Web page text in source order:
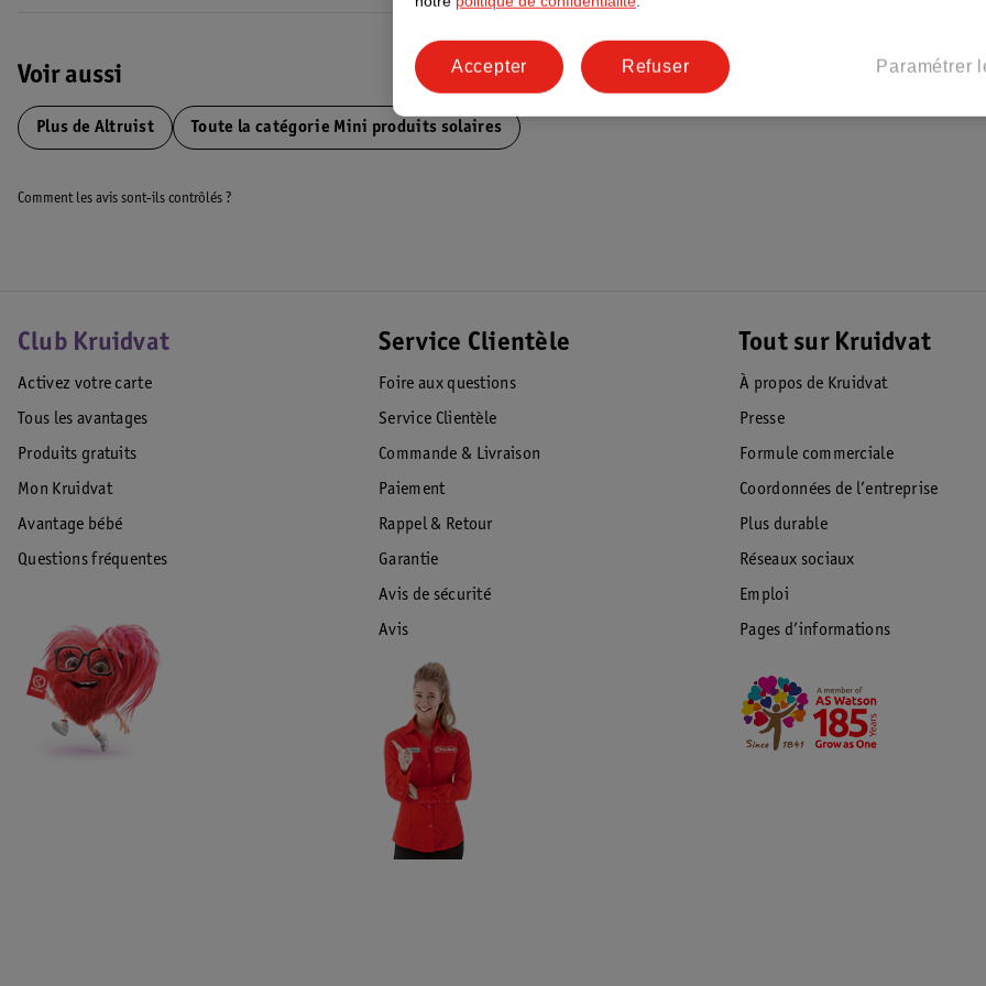
Voir aussi
Plus de Altruist Toute la catégorie Mini produits solaires
Comment les avis sont-ils contrôlés ?
Club Kruidvat
Activez votre carte
Tous les avantages
Produits gratuits
Mon Kruidvat
Avantage bébé
Questions fréquentes
Service Clientèle
Foire aux questions
Service Clientèle
Commande & Livraison
Paiement
Rappel & Retour
Garantie
Avis de sécurité
Avis
Tout sur Kruidvat
À propos de Kruidvat
Presse
Formule commerciale
Coordonnées de l’entreprise
Plus durable
Réseaux sociaux
Emploi
Pages d’informations
Paramétrer
Refuser
Accepter